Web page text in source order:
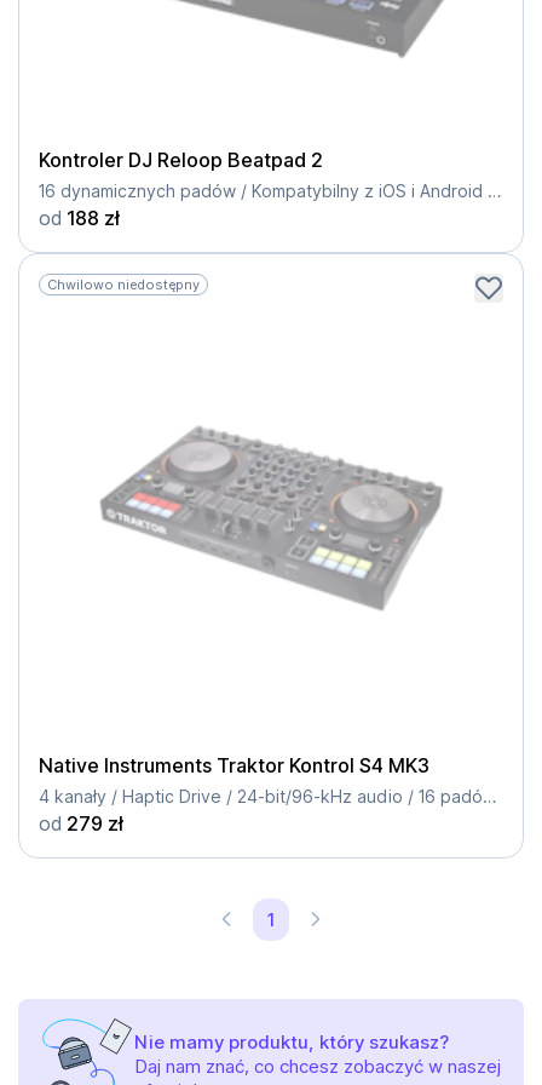
Kontroler DJ Reloop Beatpad 2
16 dynamicznych padów / Kompatybilny z iOS i Android / 8 trybów pracy / Wbudowany interfejs audio
od 188 zł
Chwilowo niedostępny
Native Instruments Traktor Kontrol S4 MK3
4 kanały / Haptic Drive / 24-bit/96-kHz audio / 16 padów RGB
od 279 zł
1
Nie mamy produktu, który szukasz?
Daj nam znać, co chcesz zobaczyć w naszej